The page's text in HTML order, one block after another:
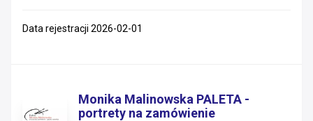
Data rejestracji 2026-02-01
Monika Malinowska PALETA -
portrety na zamówienie